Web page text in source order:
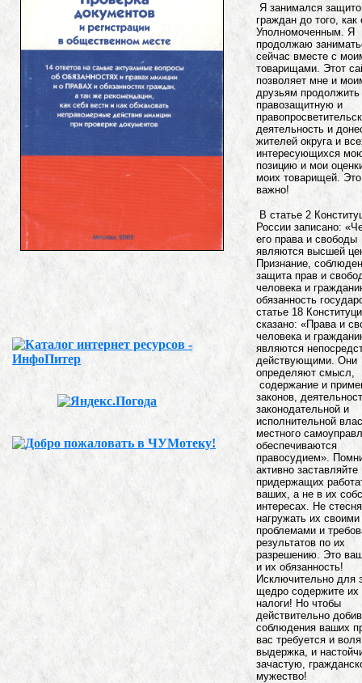
Я занимался
граждан до того, как
Уполномоченным. Я
продолжаю
сейчас вместе с
товарищами. Этот
позволяет мне и
друзьям продолжить
правозащитную и
деятельность и
жителей округа и
интересующихся
позицию и мои
моих товарищей.
важно!
В статье 2
России записано:
его права и свободы
являются высшей
Признание,
защита прав и
человека и
обязанность
статье 18
сказано: «Права и
человека и
являются
действующими. Они
определяют смысл,
содержание и
законов,
законодательной и
исполнительной
местного
обеспечиваются
правосудием».
активно
придержащих
ваших, а не в их
интересах. Не
нагружать их своими
проблемами и
результатов по их
разрешению. Это
и их обязанность!
Исключительно для
щедро содержите их
налоги! Но чтобы
действительно
соблюдения ваших
вас требуется и
выдержка, и
зачастую,
мужество!